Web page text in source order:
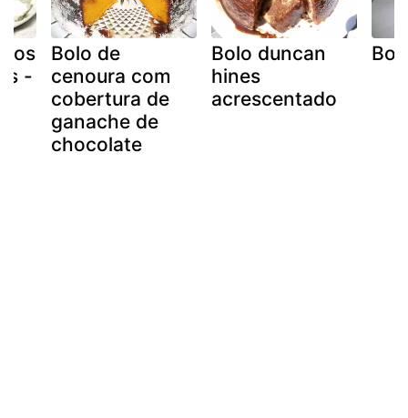
-
Bolo de
cenoura com
cobertura de
ganache de
chocolate
Bolo duncan
hines
acrescentado